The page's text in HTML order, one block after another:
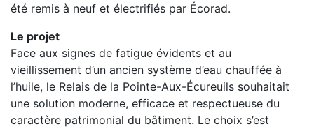
été remis à neuf et électrifiés par Écorad.
Le projet
Face aux signes de fatigue évidents et au
vieillissement d’un ancien système d’eau chauffée à
l’huile, le Relais de la Pointe-Aux-Écureuils souhaitait
une solution moderne, efficace et respectueuse du
caractère patrimonial du bâtiment. Le choix s’est